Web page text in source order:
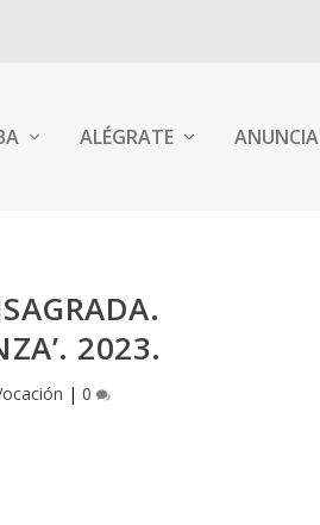
ALÉGRATE ANUNCIA
2023.
|0